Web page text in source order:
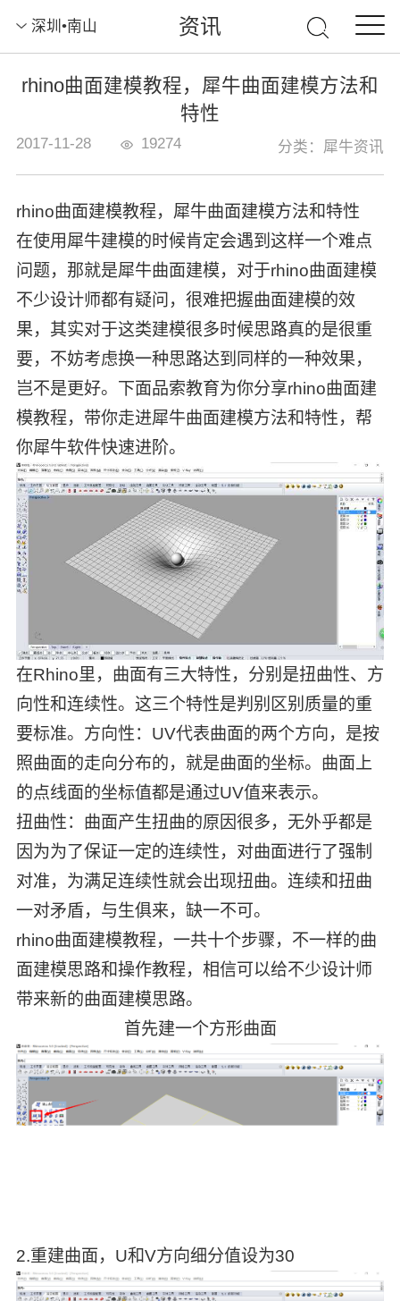
深圳•南山 资讯
rhino曲面建模教程，犀牛曲面建模方法和
特性
2017-11-28 19274 分类：犀牛资讯
rhino曲面建模教程，犀牛曲面建模方法和特性
在使用犀牛建模的时候肯定会遇到这样一个难点
问题，那就是犀牛曲面建模，对于rhino曲面建模
不少设计师都有疑问，很难把握曲面建模的效
果，其实对于这类建模很多时候思路真的是很重
要，不妨考虑换一种思路达到同样的一种效果，
岂不是更好。下面品索教育为你分享rhino曲面建
模教程，带你走进犀牛曲面建模方法和特性，帮
你犀牛软件快速进阶。
在Rhino里，曲面有三大特性，分别是扭曲性、方
向性和连续性。这三个特性是判别区别质量的重
要标准。方向性：UV代表曲面的两个方向，是按
照曲面的走向分布的，就是曲面的坐标。曲面上
的点线面的坐标值都是通过UV值来表示。
扭曲性：曲面产生扭曲的原因很多，无外乎都是
因为为了保证一定的连续性，对曲面进行了强制
对准，为满足连续性就会出现扭曲。连续和扭曲
一对矛盾，与生俱来，缺一不可。
rhino曲面建模教程，一共十个步骤，不一样的曲
面建模思路和操作教程，相信可以给不少设计师
带来新的曲面建模思路。
首先建一个方形曲面
2.重建曲面，U和V方向细分值设为30